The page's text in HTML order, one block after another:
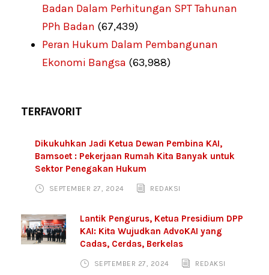
Badan Dalam Perhitungan SPT Tahunan
PPh Badan (67,439)
Peran Hukum Dalam Pembangunan
Ekonomi Bangsa (63,988)
TERFAVORIT
Dikukuhkan Jadi Ketua Dewan Pembina KAI,
Bamsoet : Pekerjaan Rumah Kita Banyak untuk
Sektor Penegakan Hukum
SEPTEMBER 27, 2024 REDAKSI
Lantik Pengurus, Ketua Presidium DPP
KAI: Kita Wujudkan AdvoKAI yang
Cadas, Cerdas, Berkelas
SEPTEMBER 27, 2024 REDAKSI